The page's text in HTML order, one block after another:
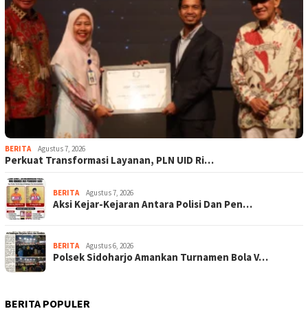
BERITA Agustus 7, 2026
Perkuat Transformasi Layanan, PLN UID Ri…
BERITA Agustus 7, 2026
Aksi Kejar-Kejaran Antara Polisi Dan Pen…
BERITA Agustus 6, 2026
Polsek Sidoharjo Amankan Turnamen Bola V…
BERITA POPULER